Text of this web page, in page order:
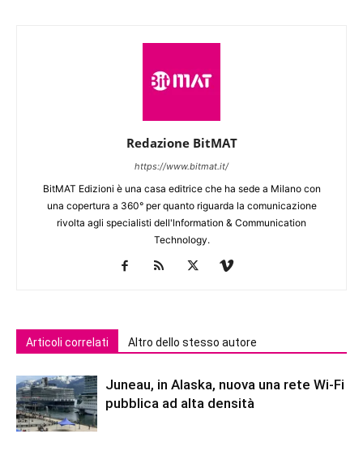
Redazione BitMAT
https://www.bitmat.it/
BitMAT Edizioni è una casa editrice che ha sede a Milano con
una copertura a 360° per quanto riguarda la comunicazione
rivolta agli specialisti dell'lnformation & Communication
Technology.
Articoli correlati Altro dello stesso autore
Juneau, in Alaska, nuova una rete Wi-Fi
pubblica ad alta densità